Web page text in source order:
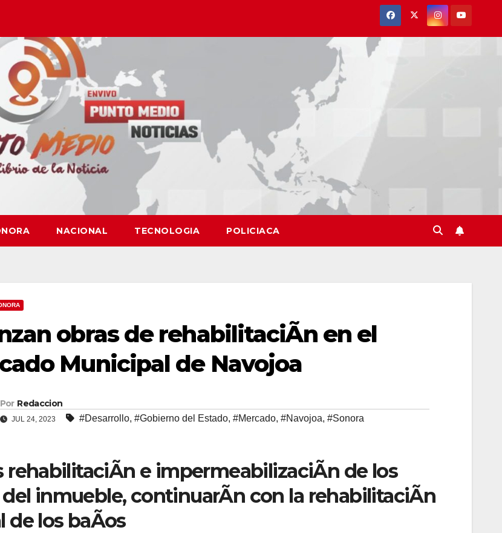
NACIONAL TECNOLOGIA POLICIACA
obras de rehabilitaciÃn en el
Municipal de Navojoa
Por Redaccion
JUL 24, 2023 #Desarrollo, #Gobierno del Estado, #Mercado, #Navojoa, #Sonora
rehabilitaciÃn e impermeabilizaciÃn de los
inmueble, continuarÃn con la rehabilitaciÃn
de los baÃos